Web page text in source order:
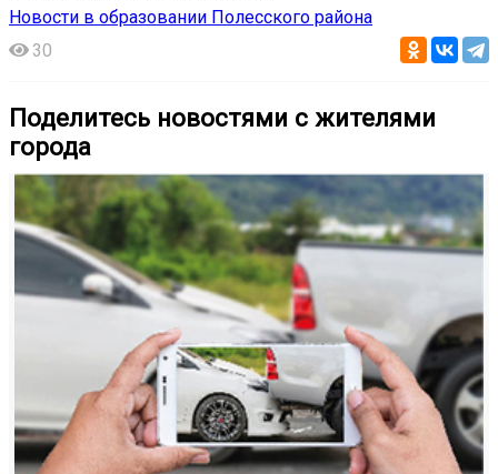
Новости в образовании Полесского района
30
Поделитесь новостями с жителями
города